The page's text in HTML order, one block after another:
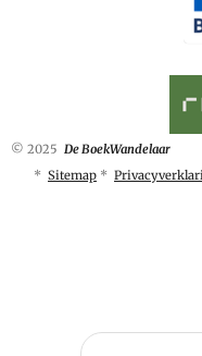
© 2025 De BoekWandelaar
* Sitemap *